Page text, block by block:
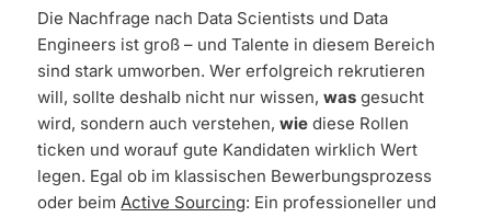
Die Nachfrage nach Data Scientists und Data
Engineers ist groß – und Talente in diesem Bereich
sind stark umworben. Wer erfolgreich rekrutieren
will, sollte deshalb nicht nur wissen,was gesucht
wird, sondern auch verstehen,wie diese Rollen
ticken und worauf gute Kandidaten wirklich Wert
legen. Egal ob im klassischen Bewerbungsprozess
oder beimActive Sourcing: Ein professioneller und